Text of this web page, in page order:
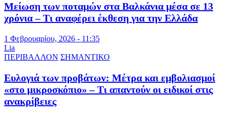
Μείωση των ποταμών στα Βαλκάνια μέσα σε 13
χρόνια – Τι αναφέρει έκθεση για την Ελλάδα
1 Φεβρουαρίου, 2026 - 11:35
Lia
ΠΕΡΙΒΑΛΛΟΝ ΣΗΜΑΝΤΙΚΟ
Ευλογιά των προβάτων: Μέτρα και εμβολιασμοί
«στο μικροσκόπιο» – Τι απαντούν οι ειδικοί στις
ανακρίβειες